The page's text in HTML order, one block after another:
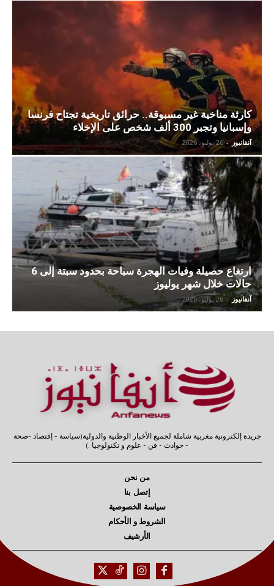
كارثة مناخية غير مسبوقة.. حرائق تاريخية تجتاح فرنسا
وإسبانيا وتجبر 300 ألف شخص على الإخلاء
آنفانيوز - 26 يوليو، 2026
ارتغاع حصيلة وفيات الهجرة سباحة بحدود سبتة إلى 6
حالات خلال شهر يوليوز
آنفانيوز - 26 يوليو، 2026
جريدة إلكترونية مغربية شاملة لجميع الأخبار الوطنية والدولية(سياسة - إقتصاد -صحة
- حوادث - فن - علوم و تكنولوجيا .)
من نحن
إتصل بنا
سياسة الخصوصية
الشروط و الأحكام
الأرشيف